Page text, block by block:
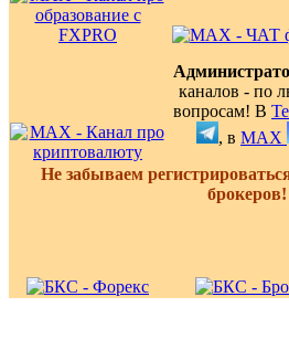
каналов - по
вопросам! В
, в MAX
Не забываем
брокеров!